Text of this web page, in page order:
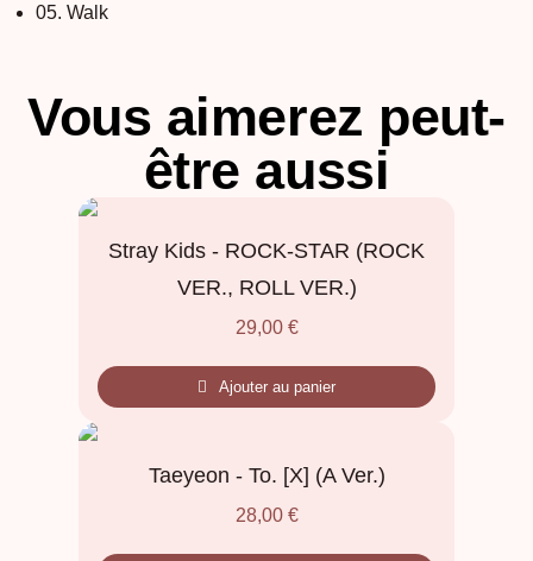
05. Walk
Vous aimerez peut-
être aussi
Stray Kids - ROCK-STAR (ROCK
VER., ROLL VER.)
29,00 €
Ajouter au panier
Taeyeon - To. [X] (A Ver.)
28,00 €